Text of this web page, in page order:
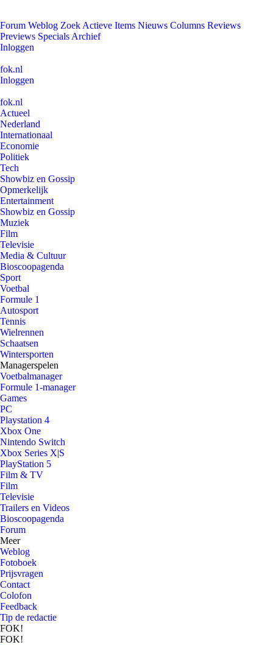
Forum Weblog Zoek Actieve Items Nieuws Columns Reviews
Previews Specials Archief
Inloggen
fok.nl
Inloggen
fok.nl
Actueel
Nederland
Internationaal
Economie
Politiek
Tech
Showbiz en Gossip
Opmerkelijk
Entertainment
Showbiz en Gossip
Muziek
Film
Televisie
Media & Cultuur
Bioscoopagenda
Sport
Voetbal
Formule 1
Autosport
Tennis
Wielrennen
Schaatsen
Wintersporten
Managerspelen
Voetbalmanager
Formule 1-manager
Games
PC
Playstation 4
Xbox One
Nintendo Switch
Xbox Series X|S
PlayStation 5
Film & TV
Film
Televisie
Trailers en Videos
Bioscoopagenda
Forum
Meer
Weblog
Fotoboek
Prijsvragen
Contact
Colofon
Feedback
Tip de redactie
FOK!
FOK!